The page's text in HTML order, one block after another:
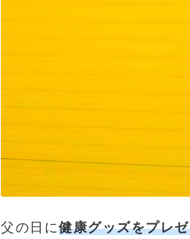
父の日に健康グッズをプレ